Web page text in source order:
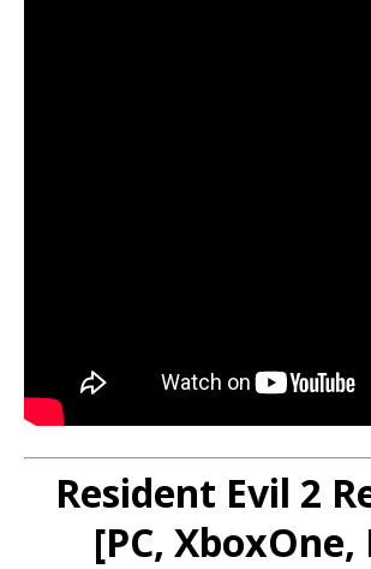
Resident Evil 2
[PC, XboxOne,